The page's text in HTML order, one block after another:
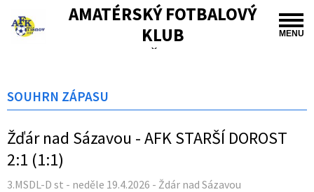
MENU
AMATÉRSKÝ FOTBALOVÝ
KLUB
TIŠNOV
SOUHRN ZÁPASU
Žďár nad Sázavou - AFK STARŠÍ DOROST
2:1 (1:1)
3.MSDL-D st - neděle 19.4.2026 - Ždár nad Sázavou